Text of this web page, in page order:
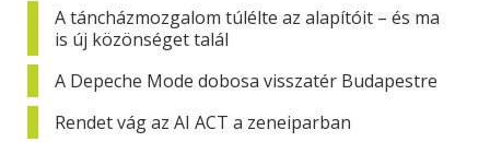
A táncházmozgalom túlélte az alapítóit – és ma
is új közönséget talál
A Depeche Mode dobosa visszatér Budapestre
Rendet vág az AI ACT a zeneiparban